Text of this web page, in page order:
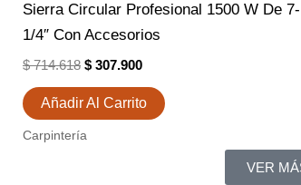
Sierra Circular Profesional 1500 W De 7-
1/4″ Con Accesorios
$714.618 $ 307.900
Añadir Al Carrito
Carpintería
VER